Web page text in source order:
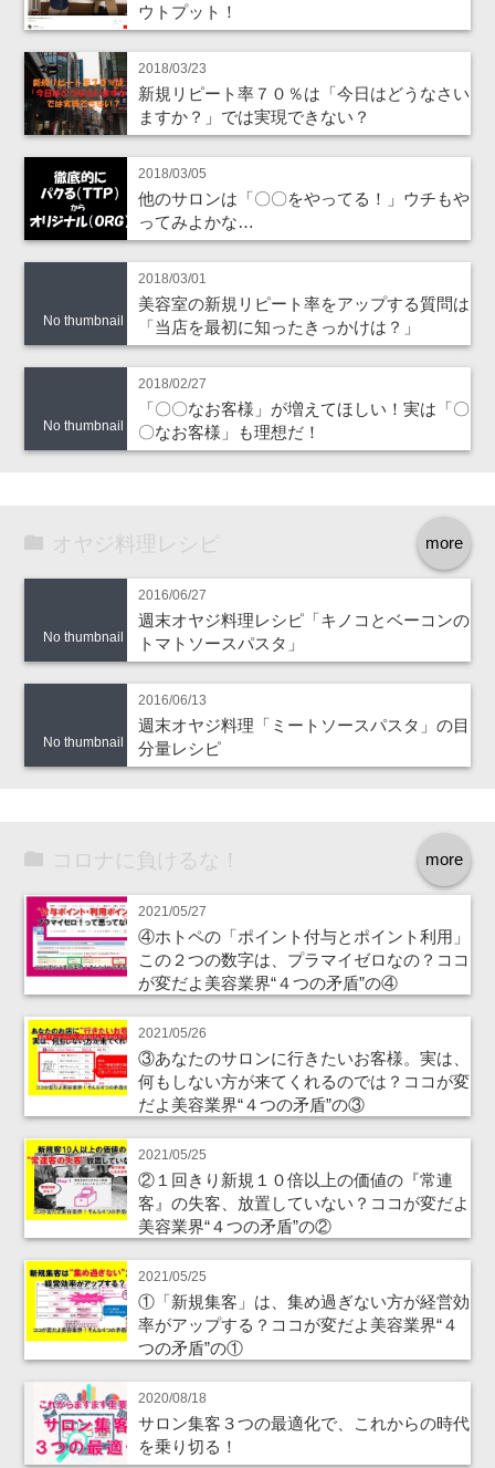
ウトプット！
2018/03/23
新規リピート率７０％は「今日はどうなさい
ますか？」では実現できない？
2018/03/05
他のサロンは「〇〇をやってる！」ウチもや
ってみよかな…
No thumbnail
2018/03/01
美容室の新規リピート率をアップする質問は
「当店を最初に知ったきっかけは？」
No thumbnail
2018/02/27
「〇〇なお客様」が増えてほしい！実は「〇
〇なお客様」も理想だ！
more
オヤジ料理レシピ
No thumbnail
2016/06/27
週末オヤジ料理レシピ「キノコとベーコンの
トマトソースパスタ」
No thumbnail
2016/06/13
週末オヤジ料理「ミートソースパスタ」の目
分量レシピ
more
コロナに負けるな！
2021/05/27
④ホトペの「ポイント付与とポイント利用」
この２つの数字は、プラマイゼロなの？ココ
が変だよ美容業界“４つの矛盾”の④
2021/05/26
③あなたのサロンに行きたいお客様。実は、
何もしない方が来てくれるのでは？ココが変
だよ美容業界“４つの矛盾”の③
2021/05/25
②１回きり新規１０倍以上の価値の『常連
客』の失客、放置していない？ココが変だよ
美容業界“４つの矛盾”の②
2021/05/25
①「新規集客」は、集め過ぎない方が経営効
率がアップする？ココが変だよ美容業界“４
つの矛盾”の①
2020/08/18
サロン集客３つの最適化で、これからの時代
を乗り切る！